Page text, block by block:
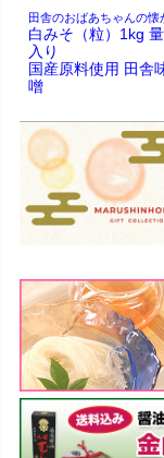
田舎のおばあちゃんの懐
白みそ（粒）1kg
入り
国産原料使用 田舎
噌